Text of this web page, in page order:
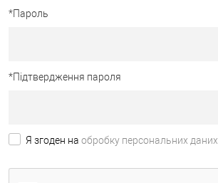
*Пароль
*Підтвердження пароля
Я згоден на обробку персональних даних.